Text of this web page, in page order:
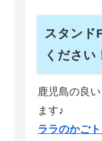
スタンド
ください
鹿児島の良
ます♪
ララのかご